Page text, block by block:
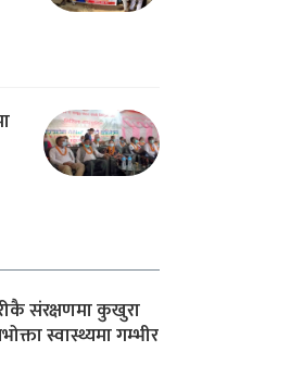
संरक्षणमा कुखुरा
स्वास्थ्यमा गम्भीर